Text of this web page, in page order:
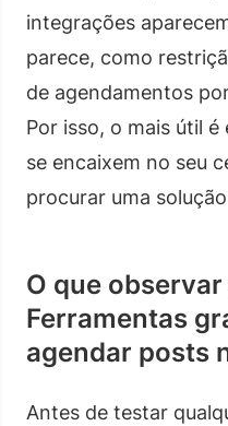
integrações
parece, como
de agendamentos
Por isso, o mais útil
se encaixem no seu
procurar uma
O que
Ferramentas
agendar posts
Antes de testar